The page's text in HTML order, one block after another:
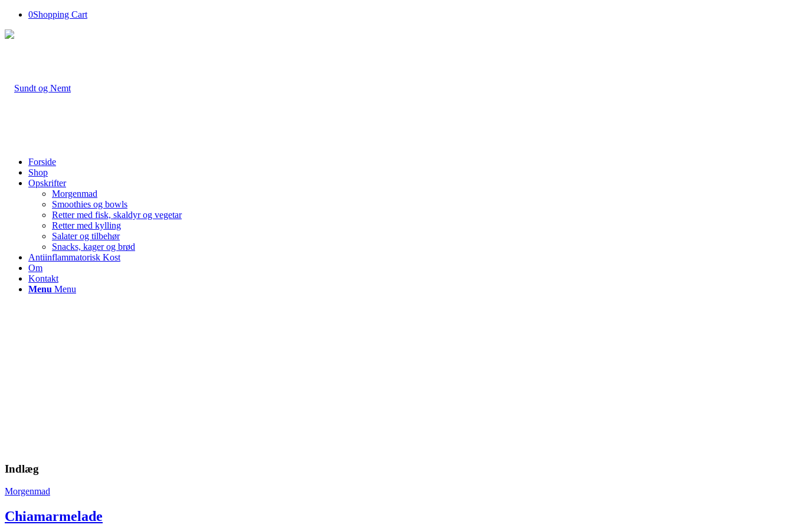
0Shopping Cart
Forside
Shop
Opskrifter
Morgenmad
Smoothies og bowls
Retter med fisk, skaldyr og vegetar
Retter med kylling
Salater og tilbehør
Snacks, kager og brød
Antiinflammatorisk Kost
Om
Kontakt
Menu Menu
Indlæg
Morgenmad
Chiamarmelade